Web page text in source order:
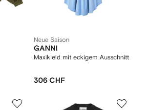
Neue Saison
GANNI
Maxikleid mit eckigem Ausschnitt
306 CHF